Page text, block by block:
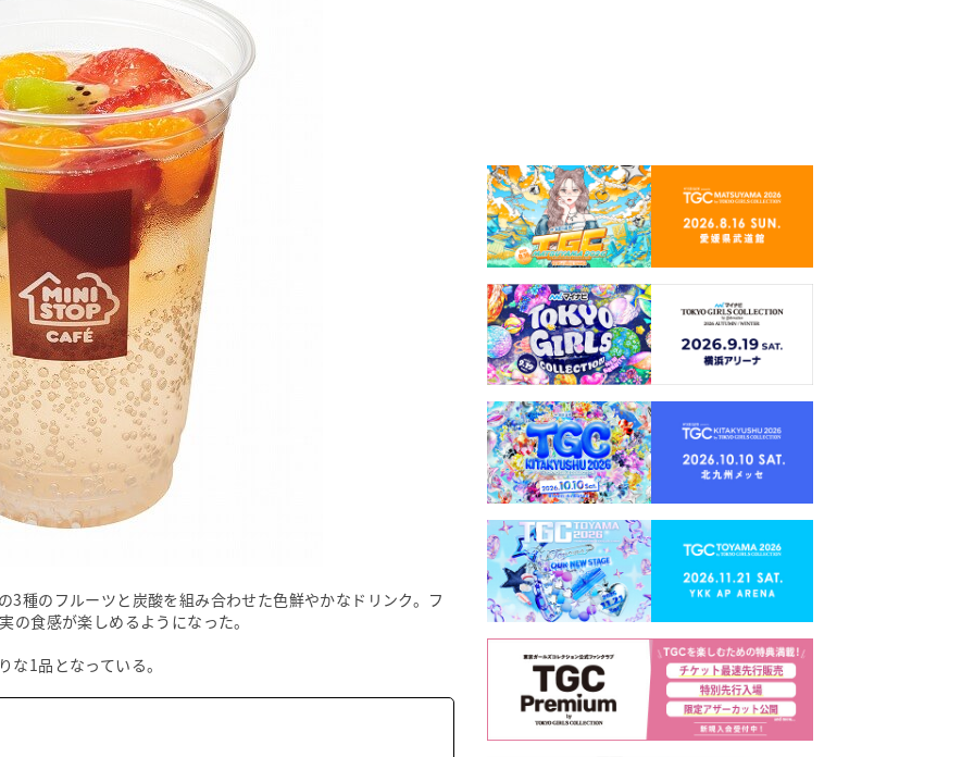
3種のフルーツと炭酸を組み合わせた色鮮やかなドリンク。フ
食感が楽しめるようになった。
1品となっている。